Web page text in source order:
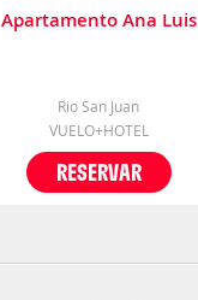
Apartamento Ana Luis
Rio San Juan
VUELO+HOTEL
RESERVAR